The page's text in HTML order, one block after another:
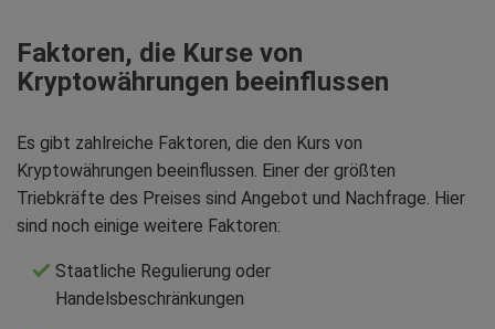
Faktoren, die Kurse von
Kryptowährungen beeinflussen
Es gibt zahlreiche Faktoren, die den Kurs von
Kryptowährungen beeinflussen. Einer der größten
Triebkräfte des Preises sind Angebot und Nachfrage. Hier
sind noch einige weitere Faktoren:
Staatliche Regulierung oder
Handelsbeschränkungen